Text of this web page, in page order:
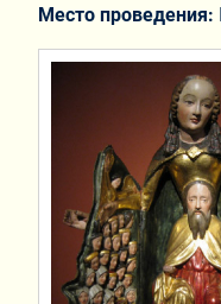
Место проведения: